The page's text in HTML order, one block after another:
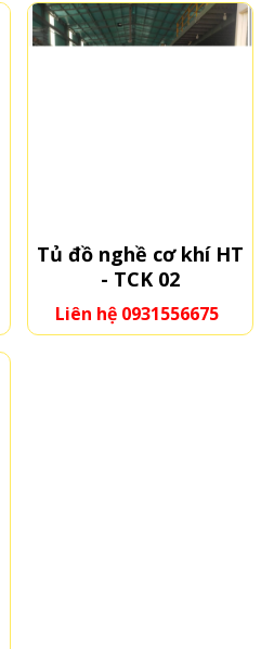
Tủ đồ nghề cơ khí HT
- TCK 02
Liên hệ 0931556675